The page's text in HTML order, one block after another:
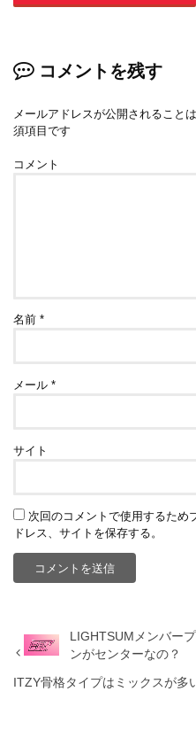
コメントを残す
メールアドレスが公開されること
須項目です
コメント
名前*
メール*
サイト
次回のコメントで使用するため
ドレス、サイトを保存する。
LIGHTSUMメンバー
ンがセンターなの？
ITZY骨格タイプはミックスが多